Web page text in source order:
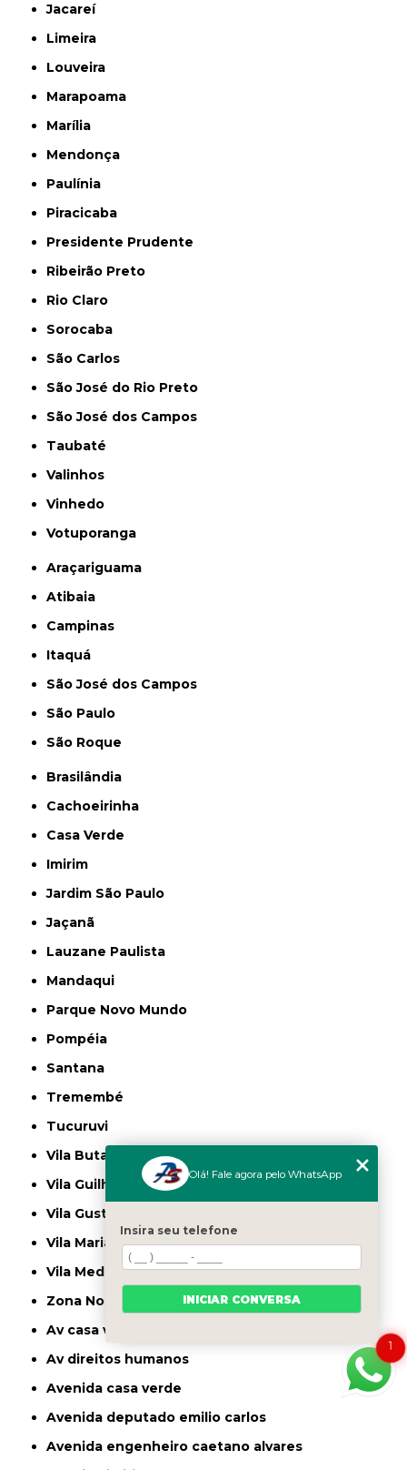
Jacareí
Limeira
Louveira
Marapoama
Marília
Mendonça
Paulínia
Piracicaba
Presidente Prudente
Ribeirão Preto
Rio Claro
Sorocaba
São Carlos
São José do Rio Preto
São José dos Campos
Taubaté
Valinhos
Vinhedo
Votuporanga
Araçariguama
Atibaia
Campinas
Itaquá
São José dos Campos
São Paulo
São Roque
Brasilândia
Cachoeirinha
Casa Verde
Imirim
Jardim São Paulo
Jaçanã
Lauzane Paulista
Mandaqui
Parque Novo Mundo
Pompéia
Santana
Tremembé
Tucuruvi
Vila Butantã
Vila Guilherme
Vila Gustavo
Vila Maria
Vila Medeiros
Zona Norte
av casa verde
av direitos humanos
avenida casa verde
avenida deputado emilio carlos
avenida engenheiro caetano alvares
1
Olá! Fale agora pelo WhatsApp
Insira seu telefone
INICIAR CONVERSA